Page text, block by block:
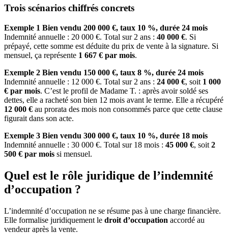
Trois scénarios chiffrés concrets
Exemple 1 Bien vendu 200 000 €, taux 10 %, durée 24 mois
Indemnité annuelle : 20 000 €. Total sur 2 ans : 40 000 €. Si
prépayé, cette somme est déduite du prix de vente à la signature. Si
mensuel, ça représente 1 667 € par mois.
Exemple 2 Bien vendu 150 000 €, taux 8 %, durée 24 mois
Indemnité annuelle : 12 000 €. Total sur 2 ans : 24 000 €, soit 1 000
€ par mois. C’est le profil de Madame T. : après avoir soldé ses
dettes, elle a racheté son bien 12 mois avant le terme. Elle a récupéré
12 000 € au prorata des mois non consommés parce que cette clause
figurait dans son acte.
Exemple 3 Bien vendu 300 000 €, taux 10 %, durée 18 mois
Indemnité annuelle : 30 000 €. Total sur 18 mois : 45 000 €, soit 2
500 € par mois si mensuel.
Quel est le rôle juridique de l’indemnité
d’occupation ?
L’indemnité d’occupation ne se résume pas à une charge financière.
Elle formalise juridiquement le droit d’occupation accordé au
vendeur après la vente.